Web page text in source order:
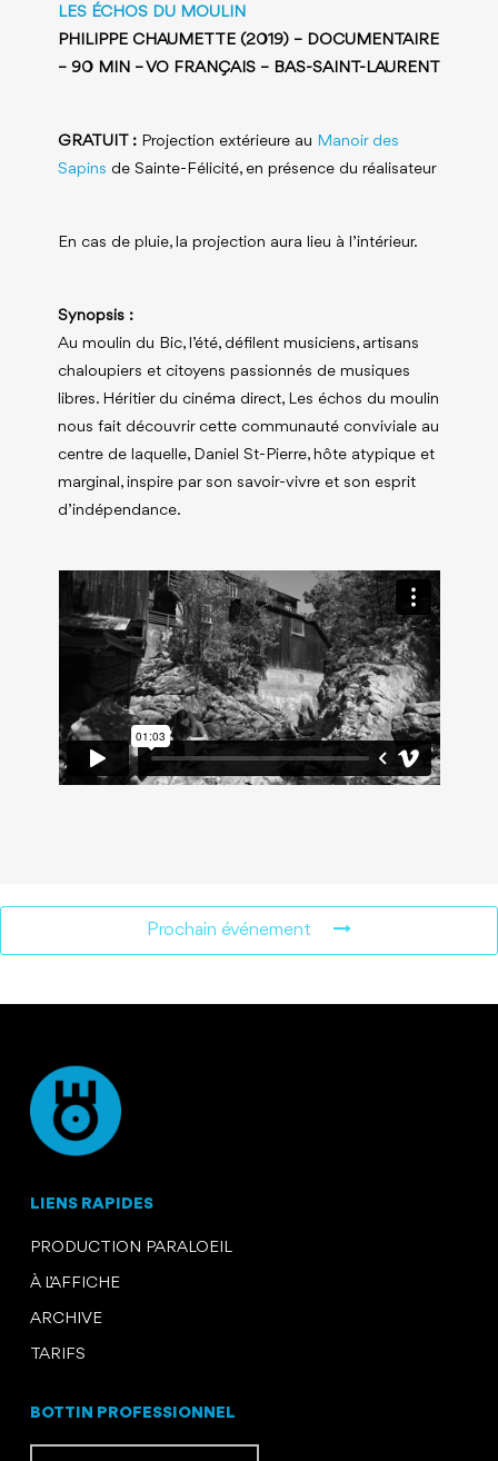
LES ÉCHOS DU MOULIN
PHILIPPE CHAUMETTE (2019) – DOCUMENTAIRE
– 90 MIN – VO FRANÇAIS – BAS-SAINT-LAURENT
GRATUIT :Projection extérieure au Manoir des
Sapins de Sainte-Félicité, en présence du réalisateur
En cas de pluie, la projection aura lieu à l’intérieur.
Synopsis :
Au moulin du Bic, l’été, défilent musiciens, artisans
chaloupiers et citoyens passionnés de musiques
libres. Héritier du cinéma direct, Les échos du moulin
nous fait découvrir cette communauté conviviale au
centre de laquelle, Daniel St-Pierre, hôte atypique et
marginal, inspire par son savoir-vivre et son esprit
d’indépendance.
Prochain événement
LIENS RAPIDES
PRODUCTION PARALOEIL
À L’AFFICHE
ARCHIVE
TARIFS
BOTTIN PROFESSIONNEL